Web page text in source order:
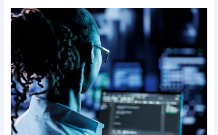
Quais
os
tipos
de
Firewall
e
suas
diferenças?